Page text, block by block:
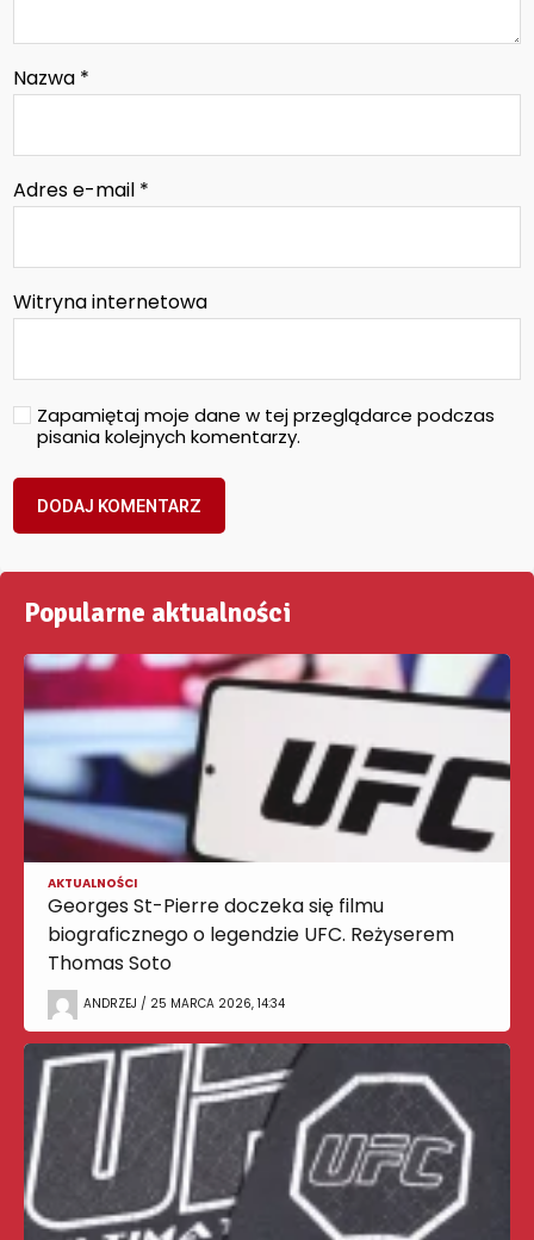
Nazwa *
Adres e-mail *
Witryna internetowa
Zapamiętaj moje dane w tej przeglądarce podczas
pisania kolejnych komentarzy.
Popularne aktualności
AKTUALNOŚCI
Georges St-Pierre doczeka się filmu
biograficznego o legendzie UFC. Reżyserem
Thomas Soto
ANDRZEJ / 25 MARCA 2026, 14:34